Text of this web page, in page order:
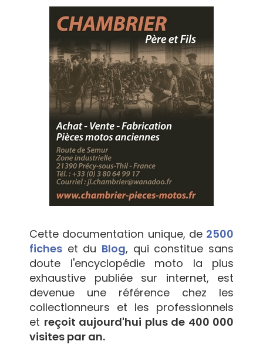
Cette documentation unique, de 2500
fiches et du Blog, qui constitue sans
doute l'encyclopédie moto la plus
exhaustive publiée sur internet, est
devenue une référence chez les
collectionneurs et les professionnels
et reçoit aujourd'hui plus de 400 000
visites par an.